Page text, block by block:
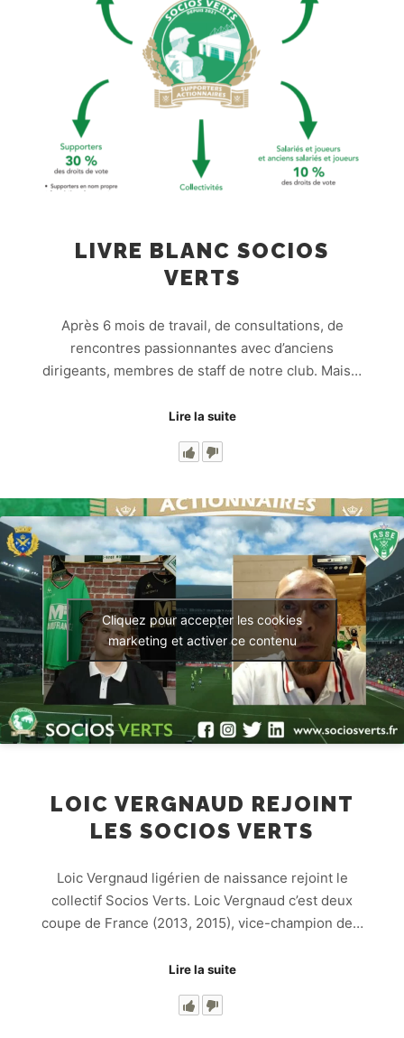
LIVRE BLANC SOCIOS
VERTS
Après 6 mois de travail, de consultations, de
rencontres passionnantes avec d’anciens
dirigeants, membres de staff de notre club. Mais…
Lire la suite
Cliquez pour accepter les cookies
marketing et activer ce contenu
LOIC VERGNAUD REJOINT
LES SOCIOS VERTS
Loic Vergnaud ligérien de naissance rejoint le
collectif Socios Verts. Loic Vergnaud c’est deux
coupe de France (2013, 2015), vice-champion de…
Lire la suite